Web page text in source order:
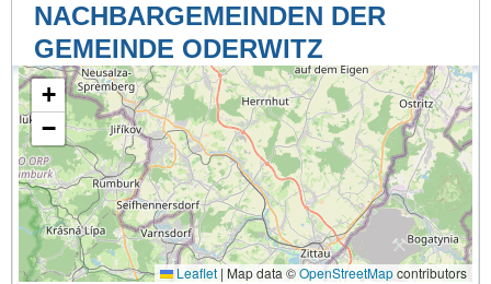
NACHBARGEMEINDEN DER
GEMEINDE ODERWITZ
+
−
Leaflet | Map data ©OpenStreetMapcontributors